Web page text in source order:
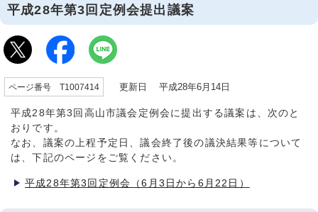
平成28年第3回定例会提出議案
ページ番号 T1007414 更新日 平成28年6月14日
平成28年第3回高山市議会定例会に提出する議案は、次のと
おりです。
なお、議案の上程予定日、議会終了後の議決結果等について
は、下記のページをご覧ください。
平成28年第3回定例会（6月3日から6月22日）